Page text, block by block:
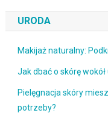
URODA
Makijaż naturalny:
Jak dbać o skórę
Pielęgnacja skóry
potrzeby?